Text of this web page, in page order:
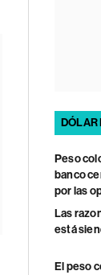
DÓLAR
Peso
banco
por las
Las
está
El peso